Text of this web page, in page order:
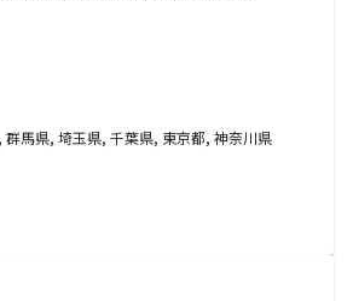
馬県, 埼玉県, 千葉県, 東京都, 神奈川県